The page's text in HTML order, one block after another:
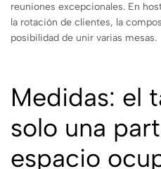
reuniones excepcionales. En
la rotación de clientes, la
posibilidad de unir varias mesas.
Medidas: el
solo una
espacio